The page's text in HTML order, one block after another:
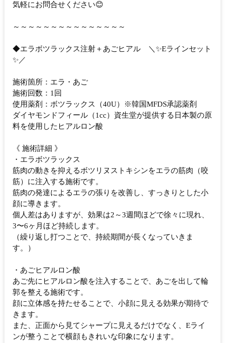
気軽にお問合せください😊
～～～～～～～～～～～～～～～
◆エラボツラックス注射＋あごヒアル ＼✨Eラインセット
✨／
施術箇所：エラ・あご
施術回数：1回
使用薬剤：ボツラックス（40U）※韓国MFDS承認薬剤
ダイヤモンドフィール（1cc）資生堂が提供する日本製の原
料を使用したヒアルロン酸
《 施術詳細 》
・エラボツラックス
筋肉の動きを抑えるボツリヌストキシンをエラの筋肉（咬
筋）に注入する施術です。
筋肉の発達によるエラの張りを改善し、すっきりとした小
顔に導きます。
個人差はありますが、効果は2～3週間ほどで徐々に現れ、
3〜6ヶ月ほど持続します。
（繰り返し打つことで、持続期間が長くなっていきま
す。）
・あごヒアルロン酸
あご先にヒアルロン酸を注入することで、あごを出して輪
郭を整える施術です。
顔に立体感を持たせることで、小顔に見える効果が期待で
きます。
また、正面から見てシャープに見えるだけでなく、Eライ
ンが整うことで横顔もきれいな印象になります。